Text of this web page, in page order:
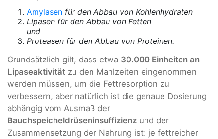
Amylasen für den Abbau von Kohlenhydraten
Lipasen für den Abbau von Fetten
und
Proteasen für den Abbau von Proteinen.
Grundsätzlich gilt, dass etwa 30.000 Einheiten an
Lipaseaktivität zu den Mahlzeiten eingenommen
werden müssen, um die Fettresorption zu
verbessern, aber natürlich ist die genaue Dosierung
abhängig vom Ausmaß der
Bauchspeicheldrüseninsuffizienz und der
Zusammensetzung der Nahrung ist: je fettreicher